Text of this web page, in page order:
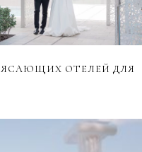
ОТЕЛЕЙ ДЛЯ